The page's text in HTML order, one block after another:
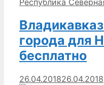
—
—
карта
для
Навител
скачать
города для
бесплатно
26.04.201826.04.2018